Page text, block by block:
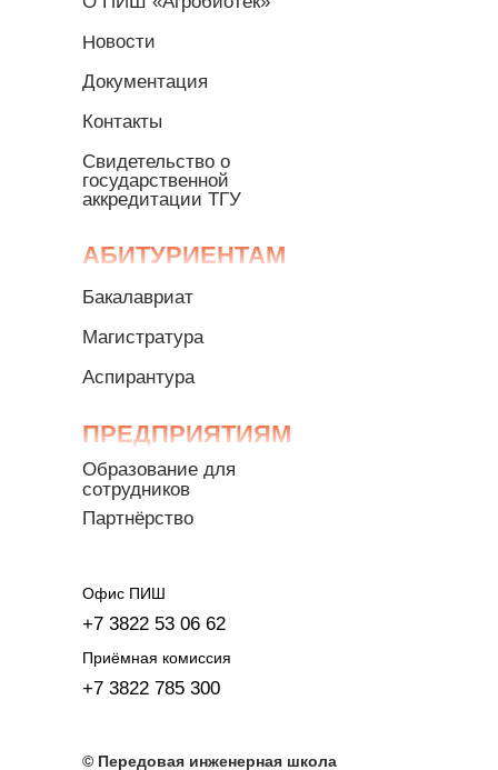
Новости
Документация
Контакты
АБИТУРИЕНТАМ
Бакалавриат
Магистратура
ПРЕДПРИЯТИЯМ
Образование для
сотрудников
Партнёрство
© Передовая инженерная школа
+7 3822 53 06 62
+7 3822 785 300
Аспирантура
Офис ПИШ
Приёмная комиссия
Свидетельство о
государственной
аккредитации ТГУ